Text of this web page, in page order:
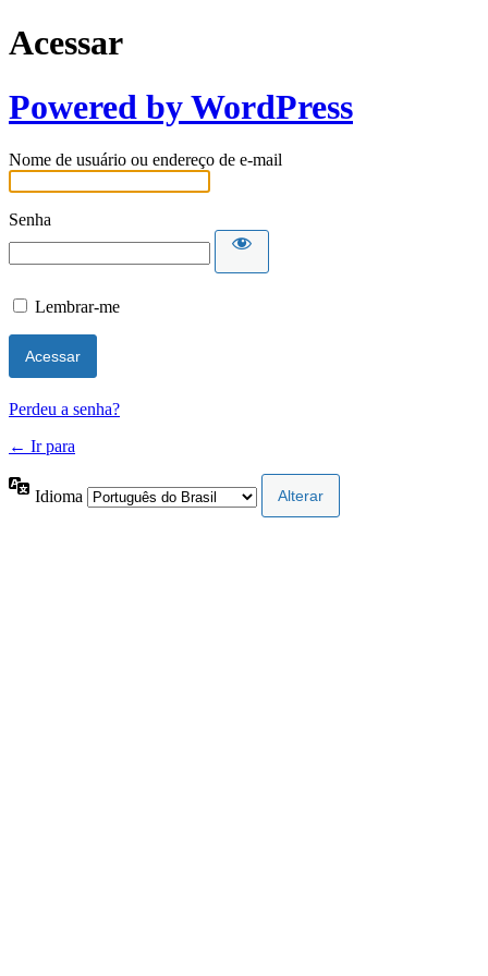
Acessar
Powered by WordPress
Nome de usuário ou endereço de e-mail
Senha
Lembrar-me
Perdeu a senha?
← Ir para
Idioma